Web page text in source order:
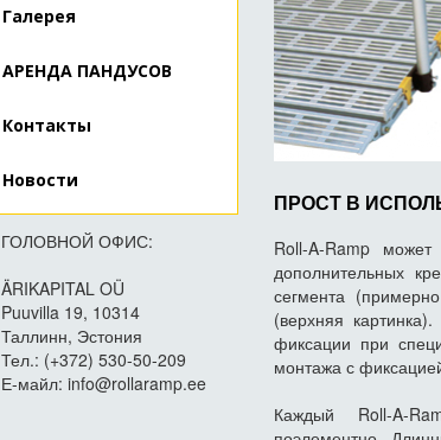
ГОЛОВНОЙ ОФИС:
ÄRIKAPITAL OÜ
Puuvilla 19, 10314
Таллинн, Эстония
Тел.: (+372) 530-50-209
Е-майл: info@rollaramp.ee
Галерея
АРЕНДА ПАНДУСОВ
Контакты
Новости
ПРОСТ В
Roll-A-Ramp
дополнительных
сегмента
(верхняя
фиксации при
монтажа с
Каждый Roll-A-